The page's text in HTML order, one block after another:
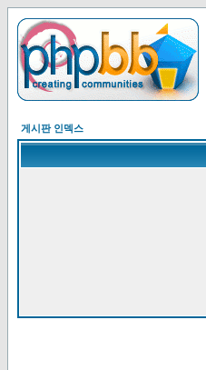
게시판 인덱스